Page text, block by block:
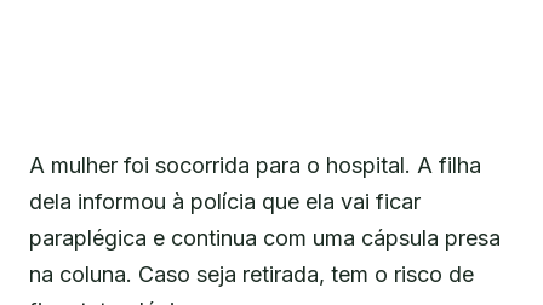
A mulher foi socorrida para o hospital. A filha
dela informou à polícia que ela vai ficar
paraplégica e continua com uma cápsula presa
na coluna. Caso seja retirada, tem o risco de